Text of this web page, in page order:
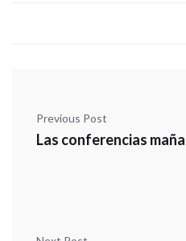
Previous Post